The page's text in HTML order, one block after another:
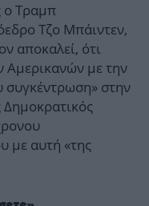
ο Τραμπ
Τζο Μπάιντεν,
αποκαλεί, ότι
Αμερικανών με την
συγκέντρωση» στην
με αυτή «της